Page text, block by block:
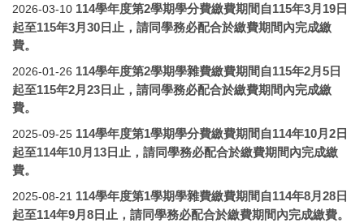
2026-03-10 114學年度第2學期學分費繳費期間自115年3月19日
起至115年3月30日止，請同學務必配合於繳費期間內完成繳
費。
2026-01-26 114學年度第2學期學雜費繳費期間自115年2月5日
起至115年2月23日止，請同學務必配合於繳費期間內完成繳
費。
2025-09-25 114學年度第1學期學分費繳費期間自114年10月2日
起至114年10月13日止，請同學務必配合於繳費期間內完成繳
費。
2025-08-21 114學年度第1學期學雜費繳費期間自114年8月28日
起至114年9月8日止，請同學務必配合於繳費期間內完成繳費。